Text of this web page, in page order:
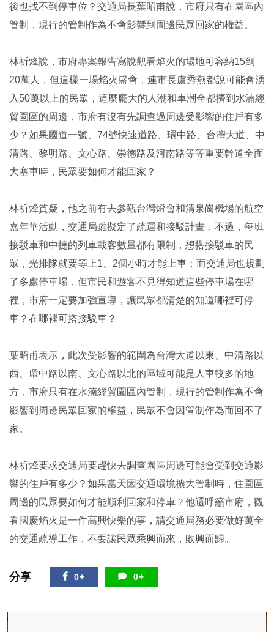
後也找不到停車位？交通局長葉昭甫說，市府只有在園區內
管制，現行的管制作為不會影響到周邊民眾回家的權益。
林祈烽說，市府專案報告寫說觀看焰火的場地可容納15到
20萬人，但這樣一場焰火盛會，連市長盧秀燕都說可能會湧
入50萬以上的民眾，這麼龐大的人潮和車潮全都擠到水湳經
貿園區的周邊，市府有沒有先調查過周邊受影響的住戶有多
少？如果國道一號、74號快速道路、環中路、台灣大道、中
清路、黎明路、文心路、崇德路及河南路等等重要幹道全面
大塞車時，民眾要如何才能回家？
林祈烽質疑，他之前有去參觀台灣燈會和清泉崗機場的航空
嘉年華活動，交通局雖擬定了疏運和接駁計畫，不過，每班
接駁車和中捷的列車載客數量都有限制，想搭接駁車的民
眾，光排隊就要等上1、2個小時才能上車；而交通局也規劃
了多處停車場，但市民和遊客不見得知道這些停車場在哪
裡，市府一定要加強宣導，讓民眾都清楚的知道哪裡可停
車？在哪裡可搭接駁車？
葉昭甫表示，此次受影響的範圍為台灣大道以東、中清路以
西、環中路以南、文心路以北的區域可能是人車較多的地
方，市府只有在水湳經貿園區內管制，現行的管制作為不會
影響到周邊民眾回家的權益，民眾不會因管制作為而回不了
家。
林祈烽要求交通局要趕快去調查園區周邊可能會受到交通影
響的住戶有多少？如果當天因交通環境擴大管制時，住園區
周邊的民眾要如何才能順利回家和停車？他還呼籲市府，觀
看國慶焰火是一件高興快樂的事，請交通局務必要做好萬全
的交通疏導工作，不要讓民眾乘興而來，敗興而歸。
分享 0+ 0+